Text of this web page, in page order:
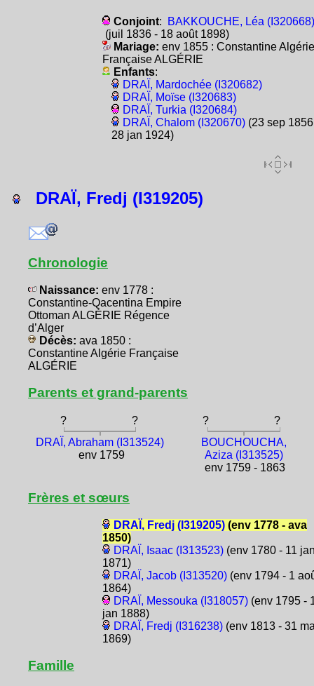
Conjoint:
BAKKOUCHE, Léa (I320668)
(juil 1836 - 18 août 1898)
Mariage: env 1855 : Constantine Algérie
Française ALGÉRIE
Enfants:
DRAÏ, Mardochée (I320682)
DRAÏ, Moïse (I320683)
DRAÏ, Turkia (I320684)
DRAÏ, Chalom (I320670)(23 sep
28 jan 1924)
DRAÏ, Fredj (I319205)
Chronologie
Naissance: env 1778 :
Constantine-Qacentina Empire
Ottoman ALGÉRIE Régence
d’Alger
Décès: ava 1850 :
Constantine Algérie Française
ALGÉRIE
Parents et grand-parents
? ? ?
?
DRAÏ, Abraham (I313524)
env 1759
BOUCHOUCHA,
Aziza (I313525)
env 1759 - 1863
Frères et sœurs
DRAÏ, Fredj (I319205)(env 1778 - ava
1850)
DRAÏ, Isaac (I313523)(env 1780 - 11
1871)
DRAÏ, Jacob (I313520)(env 1794 - 1
1864)
DRAÏ, Messouka (I318057)(env 1795 -
jan 1888)
DRAÏ, Fredj (I316238)(env 1813 - 31
1869)
Famille